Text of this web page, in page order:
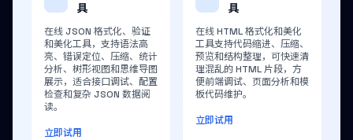
具
在线 JSON 格式化、验证
和美化工具，支持语法高
亮、错误定位、压缩、统计
分析、树形视图和思维导图
展示，适合接口调试、配置
检查和复杂 JSON 数据阅
读。
立即试用
具
在线 HTML 格式化和美化
工具支持代码缩进、压缩、
预览和结构整理，可快速清
理混乱的 HTML 片段，方
便前端调试、页面分析和模
板代码维护。
立即试用